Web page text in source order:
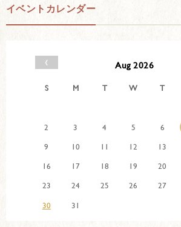
イベントカレンダー
‹ Aug 2026
S M T W T
2
3 4 5 6
9
10 11 12 13
16
17 18 19 20
23
24 25 26 27
30
31